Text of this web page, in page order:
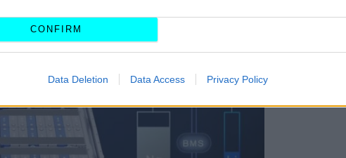
CONFIRM
Data Deletion Data Access Privacy Policy